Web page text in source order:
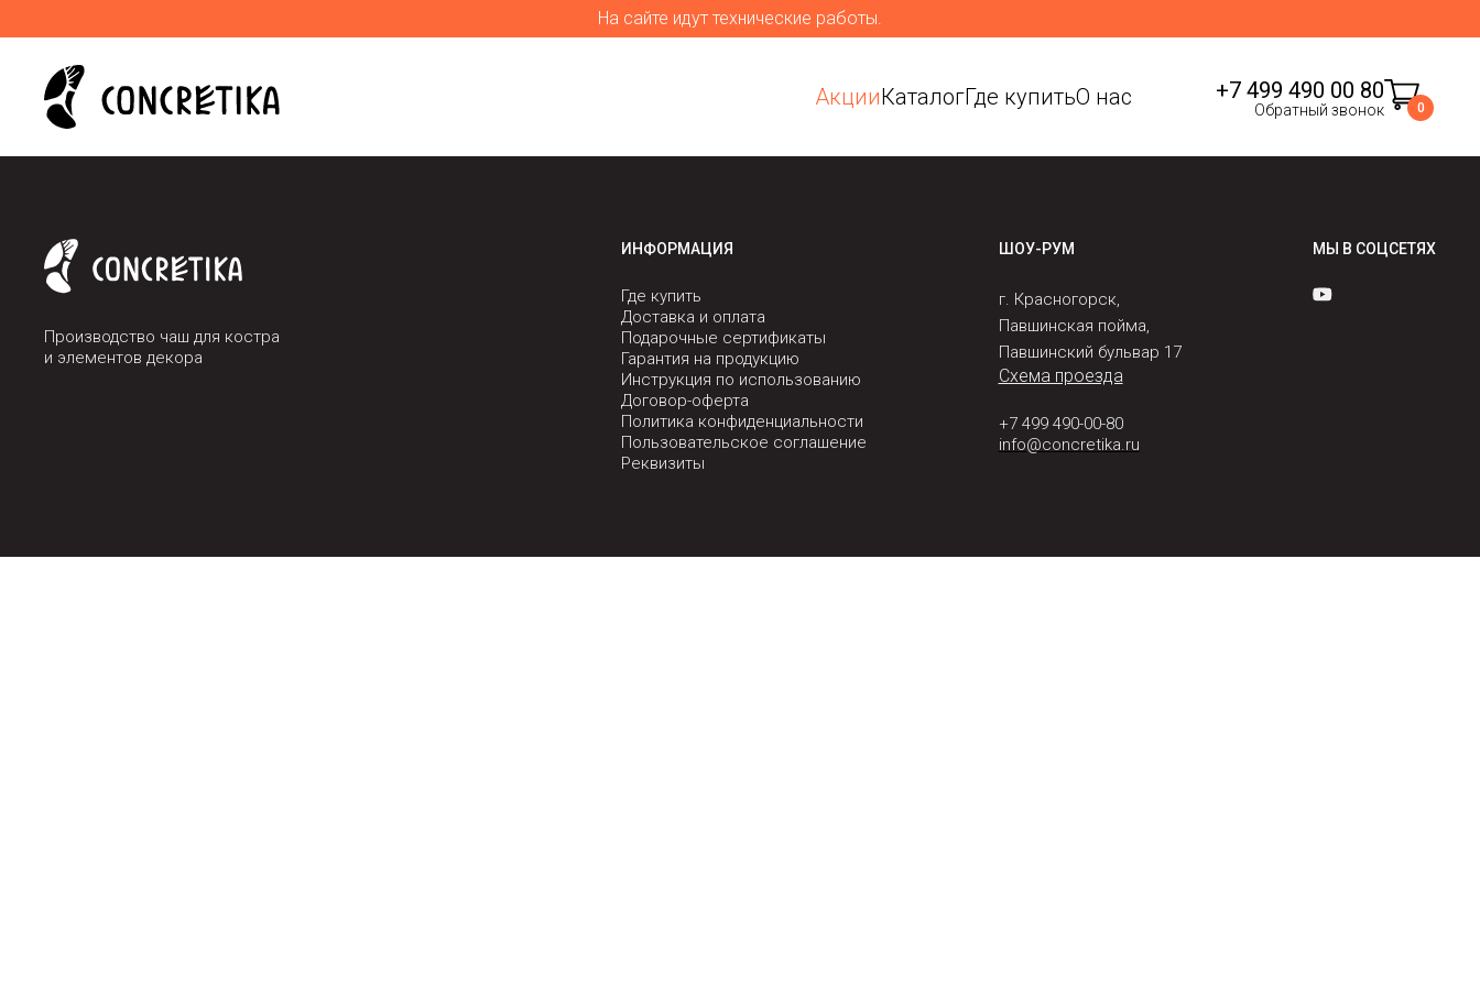
На сайте идут технические работы.
АкцииКаталогГде купитьО нас +7 499 490 00 80
Обратный звонок 0
Производство чаш для костра
и элементов декора
ИНФОРМАЦИЯ
Где купить
Доставка и оплата
Подарочные сертификаты
Гарантия на продукцию
Инструкция по использованию
Договор-оферта
Политика конфиденциальности
Пользовательское соглашение
Реквизиты
ШОУ-РУМ
г. Красногорск,
Павшинская пойма,
Павшинский бульвар 17
Схема проезда
+7 499 490-00-80
info@concretika.ru
МЫ В СОЦСЕТЯХ